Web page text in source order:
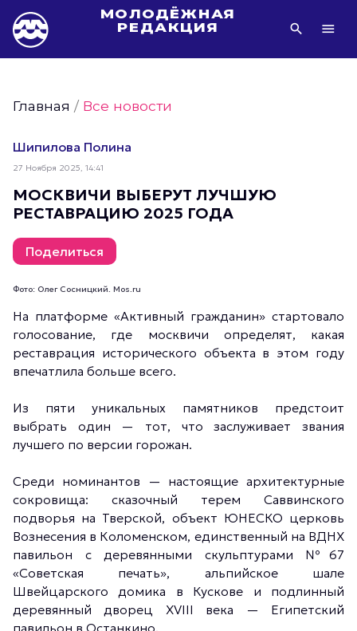
МОЛОДЁЖНАЯ
РЕДАКЦИЯ
Фото Молодёжи Москвы
Фотогалереи Молодёжи Москвы
Статьи Молодёжи Москвы
Молодёжь Москвы культурная
Молодёжь Москвы спортивная
Молодёжь Москвы в движении
Молодёжь Москвы здоровая
Молодёжь Москвы профессиональная
Молодёжь Москвы туристическая
Все новости
Главная /Все новости
Шипилова Полина
27 Ноября 2025, 14:41
МОСКВИЧИ ВЫБЕРУТ ЛУЧШУЮ
РЕСТАВРАЦИЮ 2025 ГОДА
Поделиться
Фото: Олег Сосницкий. Mos.ru
На платформе «Активный гражданин» стартовало
голосование, где москвичи определят, какая
реставрация исторического объекта в этом году
впечатлила больше всего.
Из пяти уникальных памятников предстоит
выбрать один — тот, что заслуживает звания
лучшего по версии горожан.
Среди номинантов — настоящие архитектурные
сокровища: сказочный терем Саввинского
подворья на Тверской, объект ЮНЕСКО церковь
Вознесения в Коломенском, единственный на ВДНХ
павильон с деревянными скульптурами №67
«Советская печать», альпийское шале
Швейцарского домика в Кускове и подлинный
деревянный дворец XVIII века — Египетский
павильон в Останкино.